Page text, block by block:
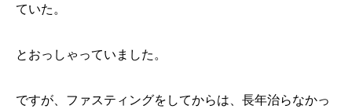
ていた。
とおっしゃっていました。
ですが、ファスティングをしてからは、長年治らなかっ